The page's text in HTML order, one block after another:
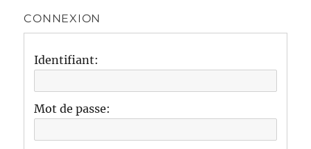
CONNEXION
Identifiant:
Mot de passe: